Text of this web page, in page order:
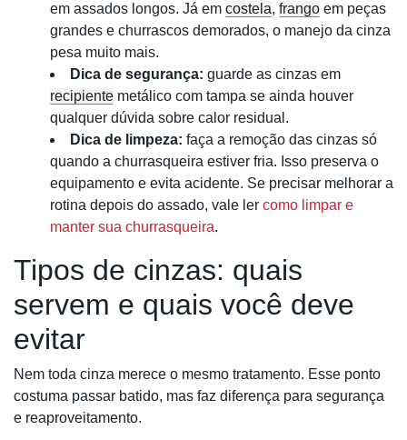
em assados longos. Já em costela, frango em peças
grandes e churrascos demorados, o manejo da cinza
pesa muito mais.
Dica de segurança: guarde as cinzas em
recipiente metálico com tampa se ainda houver
qualquer dúvida sobre calor residual.
Dica de limpeza: faça a remoção das cinzas só
quando a churrasqueira estiver fria. Isso preserva o
equipamento e evita acidente. Se precisar melhorar a
rotina depois do assado, vale ler como limpar e
manter sua churrasqueira.
Tipos de cinzas: quais
servem e quais você deve
evitar
Nem toda cinza merece o mesmo tratamento. Esse ponto
costuma passar batido, mas faz diferença para segurança
e reaproveitamento.